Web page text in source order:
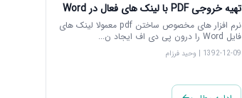
تهیه خروجی PDF با لینک های فعال در Word
نرم افزار های مخصوص ساختن pdf معمولا لینک های
فایل Word را درون پی دی اف ایجاد ن...
1392-12-09 | وحید فرزام